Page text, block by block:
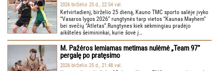
2026 birželio 25 d., 22:54 val.
Ketvirtadienį, birželio 25 dieną, Kauno TMC sporto salėje įvyko
“Vasaros lygos 2026” rungtynės tarp vietos “Kaunas Mayhem”
bei svečių “Atletas”.Rungtynes kiek sėkmingiau pradėjo
aikštelės šeimininkai, kurie šovė į…
M. Pažėros lemiamas metimas nulėmė „Team 97“
pergalę po pratęsimo
2026 birželio 25 d., 21:48 val.